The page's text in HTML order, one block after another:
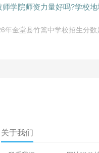
师学院师资力量好吗?学校
年金堂县竹篙中学校招生分
关于我们